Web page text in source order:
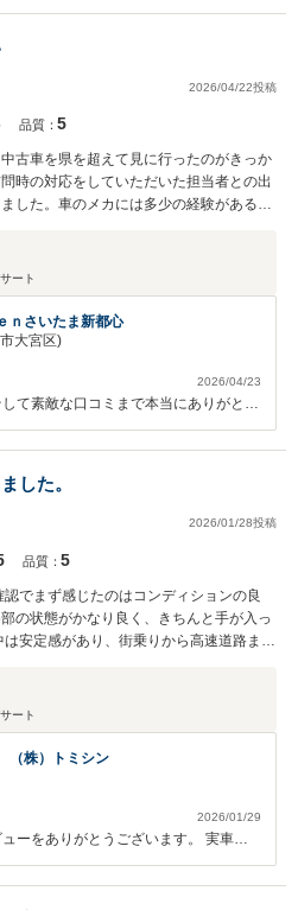
足いただけたとのこと、大変嬉しく思
パサートが、これからのカーライフ
和歌山へお越しの際は、ぜひお気軽
誠にありがとうございました。今後
2026/04/22投稿
品質：5
古車を県を超えて見に行ったのがきっか
時の対応をしていただいた担当者との出
した。車のメカには多少の経験がある私
見せていただいたこともこの担当者を信
す。十分に納得できる下取り価格を含め
欲しかった車 そして素晴らしい営業マ
います。この販売店と人が私の生活圏に
でしょうか。また（会いに）行きたいと
ート
ｎさいたま新都心
大宮区)
2026/04/23
て素敵な口コミまで本当にありがとう
と、大変嬉しく思っております。 お
させていただいた点を評価していただ
。 「また会いに行きた
当に光栄です。 ぜひ今後もお車のこ
だけたら嬉しいです！ これから
なりますよう、しっかりサポートさせ
した。
2026/01/28投稿
品質：5
でまず感じたのはコンディションの良
の状態がかなり良く、きちんと手が入っ
安定感があり、街乗りから高速道路まで
お店の対応も丁寧で、車の状態や整備内
のが安心材料でした。 納車までスムーズ
ート
（株）トミシン
2026/01/29
ーをありがとうございます。 実車コ
乗り心地までご満足いただけて何より